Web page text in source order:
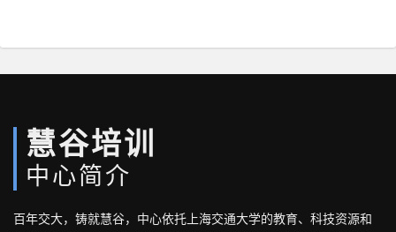
慧谷培训
中心简介
百年交大，铸就慧谷，中心依托上海交通大学的教育、科技资源和